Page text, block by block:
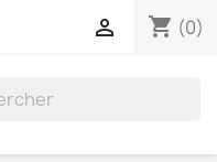
shopping_cart (0)
